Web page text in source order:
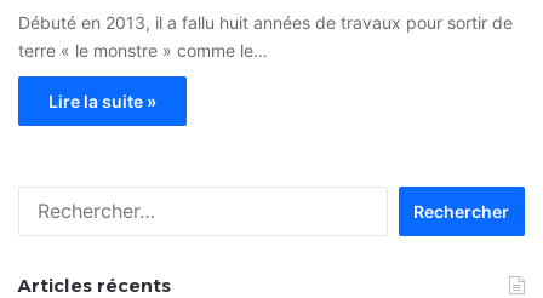
Débuté en 2013, il a fallu huit années de travaux pour sortir de
terre « le monstre » comme le…
Lire la suite »
Articles récents